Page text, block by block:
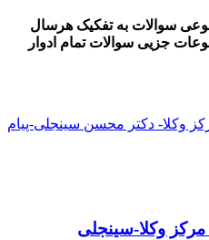
سوالات به تفکیک هرسال
جزیی سوالات تمام ادوار